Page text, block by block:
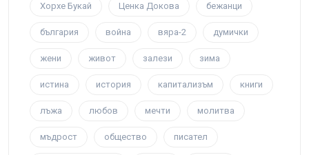
Хорхе Букай Ценка Докова бежанци
българия война вяра-2 думички
жени живот залези зима
истина история капитализъм книги
лъжа любов мечти молитва
мъдрост общество писател